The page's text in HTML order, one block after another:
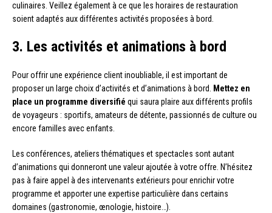
culinaires. Veillez également à ce que les horaires de restauration
soient adaptés aux différentes activités proposées à bord.
3. Les activités et animations à bord
Pour offrir une expérience client inoubliable, il est important de
proposer un large choix d’activités et d’animations à bord. Mettez en
place un programme diversifié qui saura plaire aux différents profils
de voyageurs : sportifs, amateurs de détente, passionnés de culture ou
encore familles avec enfants.
Les conférences, ateliers thématiques et spectacles sont autant
d’animations qui donneront une valeur ajoutée à votre offre. N’hésitez
pas à faire appel à des intervenants extérieurs pour enrichir votre
programme et apporter une expertise particulière dans certains
domaines (gastronomie, œnologie, histoire…).